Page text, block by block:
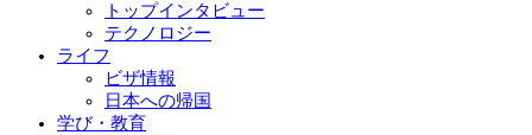
トップインタビュー
テクノロジー
ライフ
ビザ情報
日本への帰国
学び・教育